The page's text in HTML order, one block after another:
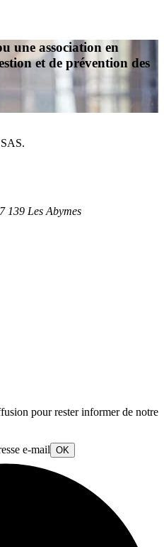
une association en
et de prévention des
139 Les Abymes
pour rester informer de notre
e-mail